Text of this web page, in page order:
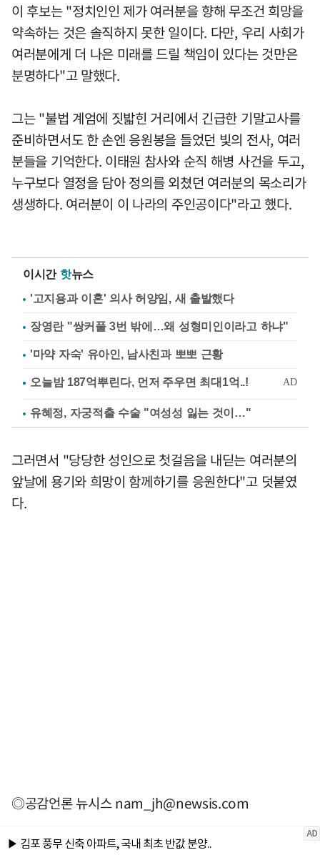
이 후보는 "정치인인 제가 여러분을 향해 무조건 희망을
약속하는 것은 솔직하지 못한 일이다. 다만, 우리 사회가
여러분에게 더 나은 미래를 드릴 책임이 있다는 것만은
분명하다"고 말했다.
그는 "불법 계엄에 짓밟힌 거리에서 긴급한 기말고사를
준비하면서도 한 손엔 응원봉을 들었던 빛의 전사, 여러
분들을 기억한다. 이태원 참사와 순직 해병 사건을 두고,
누구보다 열정을 담아 정의를 외쳤던 여러분의 목소리가
생생하다. 여러분이 이 나라의 주인공이다"라고 했다.
이시간 핫뉴스
'고지용과 이혼' 의사 허양임, 새 출발했다
장영란 "쌍커풀 3번 밖에…왜 성형미인이라고 하냐"
'마약 자숙' 유아인, 남사친과 뽀뽀 근황
유혜정, 자궁적출 수술 "여성성 잃는 것이…"
그러면서 "당당한 성인으로 첫걸음을 내딛는 여러분의
앞날에 용기와 희망이 함께하기를 응원한다"고 덧붙였
다.
◎공감언론 뉴시스nam_jh@newsis.com